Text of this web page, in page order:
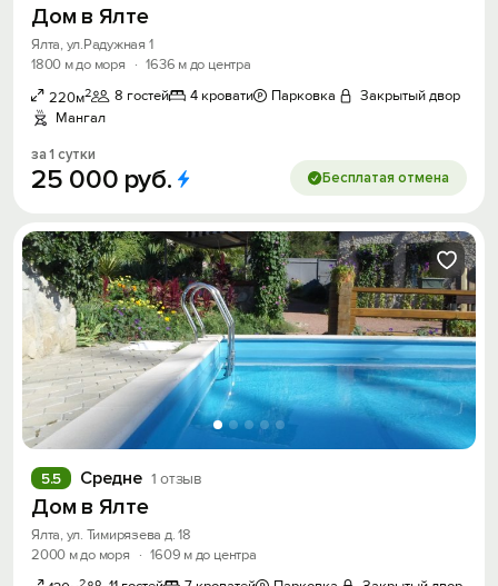
Дом в Ялте
Ялта, ул.Радужная 1
1800 м до моря
· 1636 м до центра
220м2 8 гостей 4 кровати Парковка
Закрытый двор
Мангал
за 1 сутки
25 000 руб. Бесплатая отмена
Средне 1 отзыв
5.5
Дом в Ялте
Ялта, ул. Тимирязева д. 18
2000 м до моря
· 1609 м до центра